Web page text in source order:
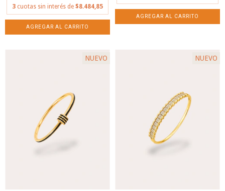
3 cuotas sin interés de $8.484,85
NUEVO NUEVO